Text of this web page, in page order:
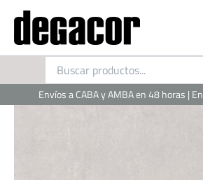
contenido
Envíos a CABA y AMBA en 48 horas |